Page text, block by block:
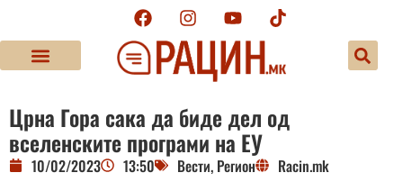
Црна Гора сака да биде дел од
вселенските програми на ЕУ
10/02/2023 13:50 Вести, Регион Racin.mk